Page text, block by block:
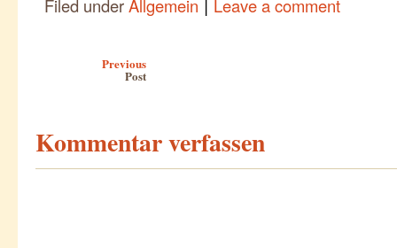
Filed underAllgemein Leave a comment
Previous
Post
Kommentar verfassen